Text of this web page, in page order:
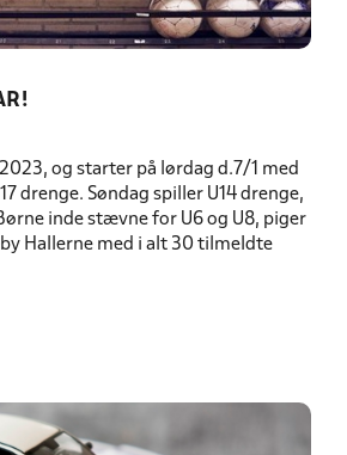
og starter på lørdag d.7/1 med
drenge. Søndag spiller U14 drenge,
inde stævne for U6 og U8, piger
Hallerne med i alt 30 tilmeldte